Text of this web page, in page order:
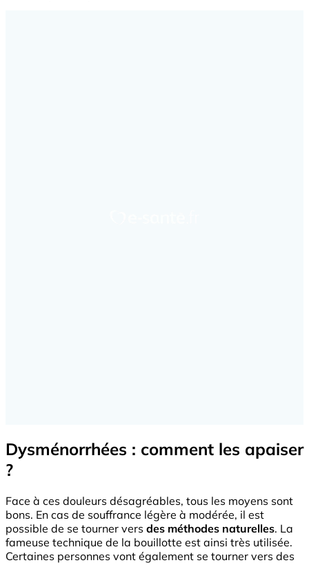
Dysménorrhées : comment les apaiser
?
Face à ces douleurs désagréables, tous les moyens sont
bons. En cas de souffrance légère à modérée, il est
possible de se tourner vers des méthodes naturelles. La
fameuse technique de la bouillotte est ainsi très utilisée.
Certaines personnes vont également se tourner vers des